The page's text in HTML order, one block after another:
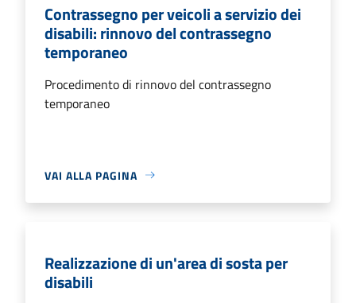
Contrassegno per veicoli a servizio dei
disabili: rinnovo del contrassegno
temporaneo
Procedimento di rinnovo del contrassegno
temporaneo
VAI ALLA PAGINA
Realizzazione di un'area di sosta per
disabili